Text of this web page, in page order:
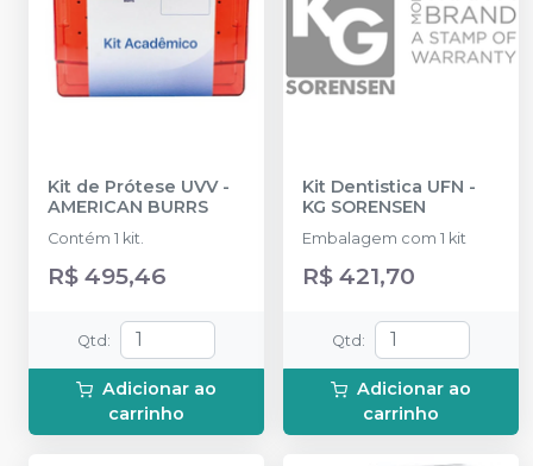
Kit de Prótese UVV-
AMERICAN BURRS
Contém 1 kit.
R$ 495,46
Qtd:
Adicionar ao
carrinho
Kit Dentistica UFN -
KG SORENSEN
Embalagem com 1 kit
R$ 421,70
Qtd:
Adicionar ao
carrinho